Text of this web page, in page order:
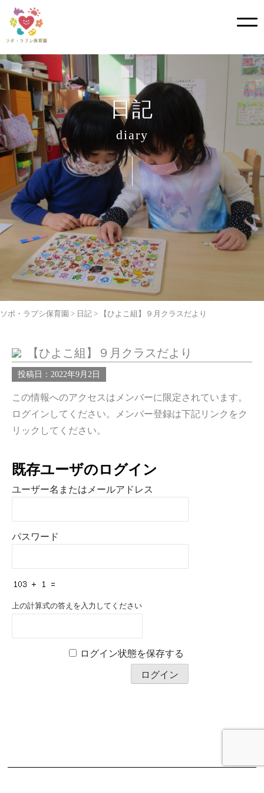
Skip
to
content
日記
diary
ソポ・ラプシ保育園 > 日記 > 【ひよこ組】９月クラスだより
【ひよこ組】９月クラスだより
投稿日：2022年9月2日
この情報へのアクセスはメンバーに限定されています。
ログインしてください。メンバー登録は下記リンクをク
リックしてください。
既存ユーザのログイン
ユーザー名またはメールアドレス
パスワード
上の計算式の答えを入力してください
ログイン状態を保存する